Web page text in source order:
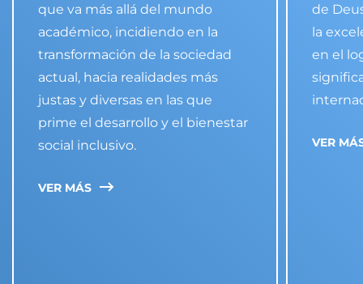
que va más allá del mundo
académico, incidiendo en la
transformación de la sociedad
actual, hacia realidades más
justas y diversas en las que
prime el desarrollo y el bienestar
social inclusivo.
VER MÁS
de
la
en el
VER